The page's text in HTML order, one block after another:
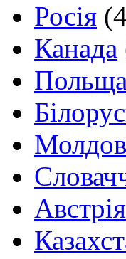
Росія
Канада
Польща
Австрія